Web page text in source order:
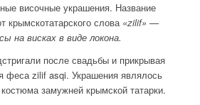
височные украшения. Название
крымскотатарского слова «zilif» —
на висках в виде локона.
после свадьбы и прикрывая
феса zilif asqi. Украшения являлось
замужней крымской татарки.